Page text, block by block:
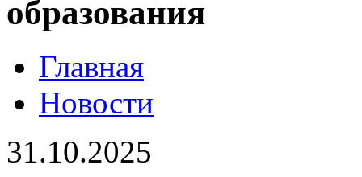
образования
Главная
Новости
31.10.2025